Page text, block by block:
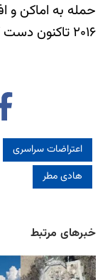
حمله به اماکن و
۲۰۱۶ تاکنون دست کم یکصد کشته برجای گذاشته است.
اعتراضات سراسری
هادی مطر
خبرهای مرتبط